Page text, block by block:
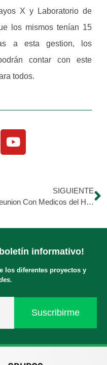
X y Laboratorio de
los mismos tenían 15
a esta gestion, los
contar con este
todos.
SIGUIENTE
Reunion Con Medicos del Hospital
informativo!
los diferentes proyectos y